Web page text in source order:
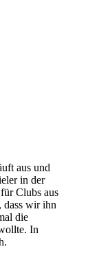
aus und
in der
Clubs aus
dass wir ihn
die
In